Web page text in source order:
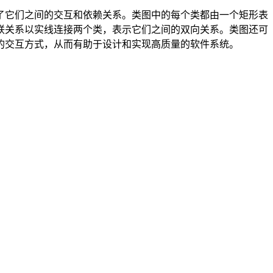
们之间的交互和依赖关系。类图中的每个类都由一个矩形表
系以实线连接两个类，表示它们之间的双向关系。类图还可
互方式，从而有助于设计和实现高质量的软件系统。